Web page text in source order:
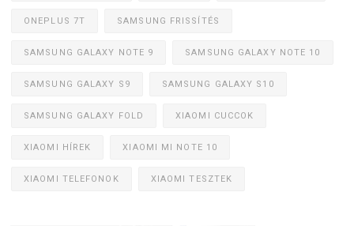
ONEPLUS 7T SAMSUNG FRISSÍTÉS
SAMSUNG GALAXY NOTE 9 SAMSUNG GALAXY NOTE 10
SAMSUNG GALAXY S9 SAMSUNG GALAXY S10
SAMSUNG GALAXY FOLD XIAOMI CUCCOK
XIAOMI HÍREK XIAOMI MI NOTE 10
XIAOMI TELEFONOK XIAOMI TESZTEK